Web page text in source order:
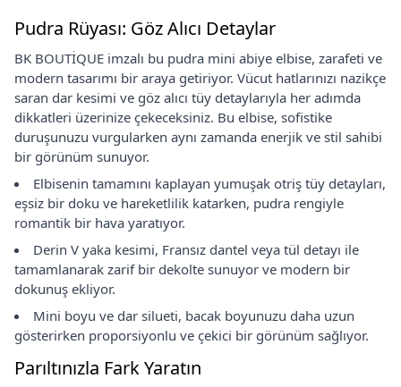
Pudra Rüyası: Göz Alıcı Detaylar
BK BOUTİQUE imzalı bu pudra mini abiye elbise, zarafeti ve
modern tasarımı bir araya getiriyor. Vücut hatlarınızı nazikçe
saran dar kesimi ve göz alıcı tüy detaylarıyla her adımda
dikkatleri üzerinize çekeceksiniz. Bu elbise, sofistike
duruşunuzu vurgularken aynı zamanda enerjik ve stil sahibi
bir görünüm sunuyor.
Elbisenin tamamını kaplayan yumuşak otriş tüy detayları,
eşsiz bir doku ve hareketlilik katarken, pudra rengiyle
romantik bir hava yaratıyor.
Derin V yaka kesimi, Fransız dantel veya tül detayı ile
tamamlanarak zarif bir dekolte sunuyor ve modern bir
dokunuş ekliyor.
Mini boyu ve dar silueti, bacak boyunuzu daha uzun
gösterirken proporsiyonlu ve çekici bir görünüm sağlıyor.
Parıltınızla Fark Yaratın